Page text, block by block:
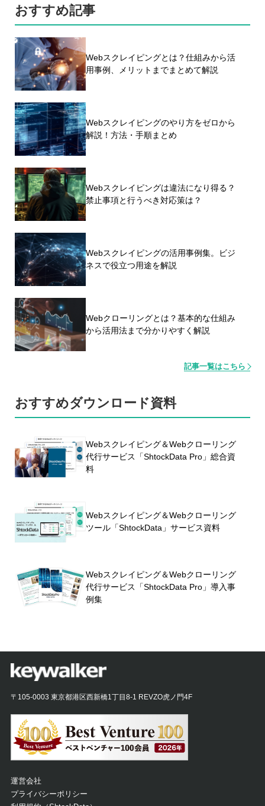
おすすめ記事
Webスクレイピングとは？仕組みから活
用事例、メリットまでまとめて解説
Webスクレイピングのやり方をゼロから
解説！方法・手順まとめ
Webスクレイピングは違法になり得る？
禁止事項と行うべき対応策は？
Webスクレイピングの活用事例集。ビジ
ネスで役立つ用途を解説
Webクローリングとは？基本的な仕組み
から活用法まで分かりやすく解説
記事一覧はこちら
おすすめダウンロード資料
Webスクレイピング＆Webクローリング
代行サービス「ShtockData Pro」総合資
料
Webスクレイピング＆Webクローリング
ツール「ShtockData」サービス資料
Webスクレイピング＆Webクローリング
代行サービス「ShtockData Pro」導入事
例集
〒105-0003 東京都港区西新橋1丁目8-1 REVZO虎ノ門4F
運営会社
プライバシーポリシー